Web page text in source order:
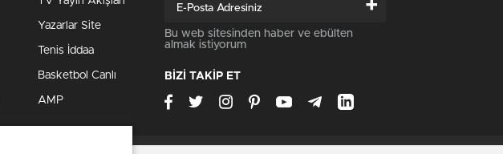
Yazarlar Site
Tenis İddaa
Basketbol Canlı
AMP
+
Bu web sitesinden haber ve ebülten
almak istiyorum
BİZİ TAKİP ET